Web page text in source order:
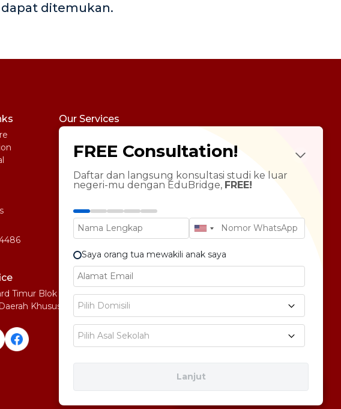
ditemukan.
Our Services
MyFuture Psychotest
IELTS Course
Mandarin Language
SAT Preparation
Personal Statement Enhancement
Timur Blok NE1 No 58, Pegangsaan Dua, Kec. Klp. Gading,
Khusus Ibukota Jakarta 14240
FREE Consultation!
Daftar dan langsung konsultasi studi ke luar
negeri-mu dengan EduBridge, FREE!
Saya orang tua mewakili anak saya
Pilih Domisili
Pilih Asal Sekolah
Lanjut